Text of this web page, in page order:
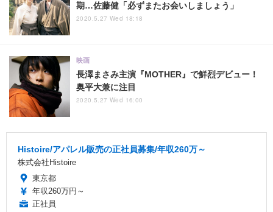
期…佐藤健「必ずまたお会いしましょう」
2020.5.27 Wed 18:18
長澤まさみ主演『MOTHER』で鮮烈デビュー！
奥平大兼に注目
映画
2020.5.27 Wed 16:00
Histoire/アパレル販売の正社員募集/年収260万～
株式会社Histoire
東京都
年収260万円～
正社員